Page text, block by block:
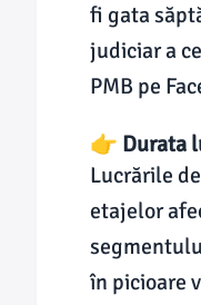
fi gata
judiciar a
PMB pe
👉 Durata
Lucrările
etajelor
în picioare